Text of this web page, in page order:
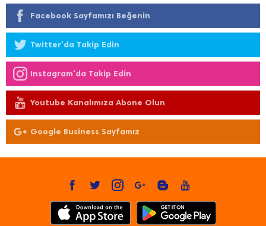
Facebook Sayfamızı Beğenin
Twitter'da Takip Edin
Instagram'da Takip Edin
Youtube Kanalımıza Abone Olun
Google Business Sayfamız